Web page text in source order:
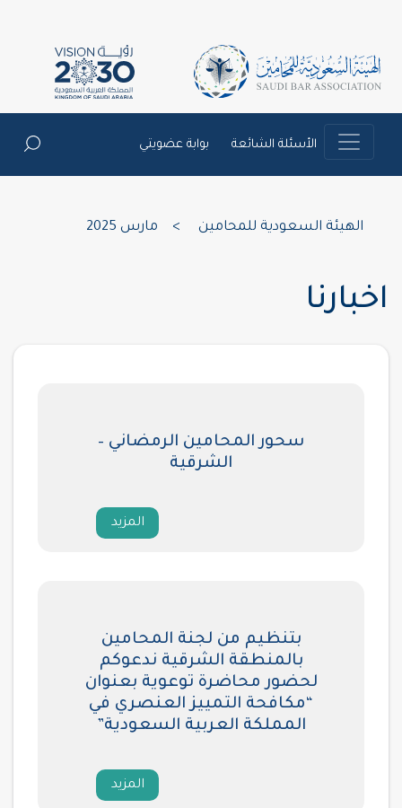
الأسئلة الشائعة بوابة عضويتي
الهيئة السعودية للمحامين مارس 2025
اخبارنا
سحور المحامين الرمضاني –
الشرقية
المزيد
بتنظيم من لجنة المحامين
بالمنطقة الشرقية ندعوكم
لحضور محاضرة توعوية بعنوان
“مكافحة التمييز العنصري في
المملكة العربية السعودية”
المزيد